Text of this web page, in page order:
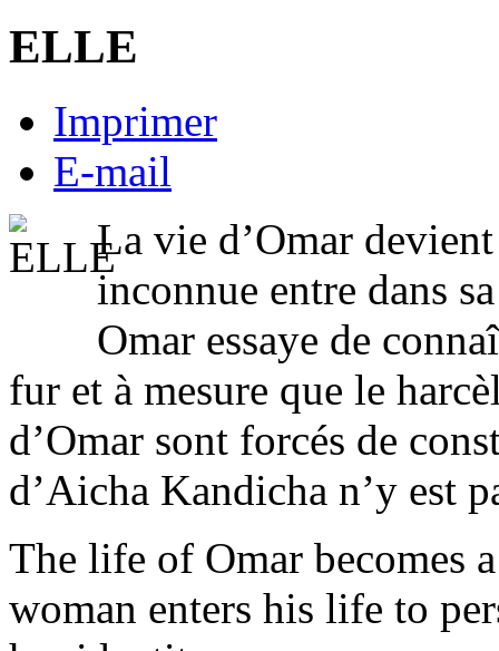
ELLE
Imprimer
E-mail
La vie d’Omar
inconnue entre dans
Omar essaye de
fur et à mesure que le
d’Omar sont forcés de
d’Aicha Kandicha n’y est
The life of Omar becomes
woman enters his life to